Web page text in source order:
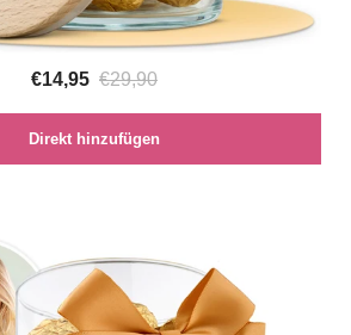
€14,95 €29,90
Direkt hinzufügen